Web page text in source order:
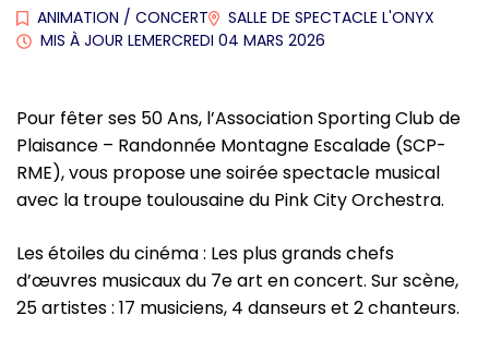
ANIMATION / CONCERT
SALLE DE SPECTACLE L'ONYX
MIS À JOUR LEMERCREDI 04 MARS 2026
Pour fêter ses 50 Ans, l’Association Sporting Club de
Plaisance – Randonnée Montagne Escalade (SCP-
RME), vous propose une soirée spectacle musical
avec la troupe toulousaine du Pink City Orchestra.
Les étoiles du cinéma : Les plus grands chefs
d’œuvres musicaux du 7e art en concert. Sur scène,
25 artistes : 17 musiciens, 4 danseurs et 2 chanteurs.